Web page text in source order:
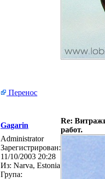
Перенос
Gagarin
Re:
работ.
Administrator
Зарегистрирован:
11/10/2003 20:28
Из: Narva, Estonia
Група: